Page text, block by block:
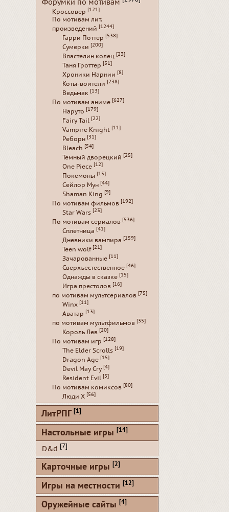
Форумки по мотивам
Кроссовер [121]
По мотивам лит.
произведений [1244]
Гарри Поттер [538]
Сумерки [200]
Властелин колец [23]
Таня Гроттер [51]
Хроники Нарнии [8]
Коты-воители [238]
Ведьмак [13]
По мотивам аниме [627]
Наруто [179]
Fairy Tail [22]
Vampire Knight [11]
Реборн [31]
Bleach [54]
Темный дворецкий [25]
One Piece [12]
Покемоны [15]
Сейлор Мун [44]
Shaman King [9]
По мотивам фильмов [192]
Star Wars [23]
По мотивам сериалов [536]
Сплетница [41]
Дневники вампира [159]
Teen wolf [21]
Зачарованные [11]
Сверхъестественное [46]
Однажды в сказке [15]
Игра престолов [16]
по мотивам мультсериалов [75]
Winx [11]
Аватар [13]
по мотивам мультфильмов [35]
Король Лев [20]
По мотивам игр [128]
The Elder Scrolls [19]
Dragon Age [15]
Devil May Cry [4]
Resident Evil [5]
По мотивам комиксов [80]
Люди Х [56]
ЛитРПГ [1]
Настольные игры [14]
D&d [7]
Карточные игры [2]
Игры на местности [12]
Оружейные сайты [4]